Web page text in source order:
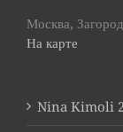
Москва,
На карте
Nina Kimoli